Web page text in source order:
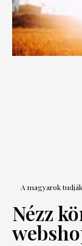
A magyarok
Nézz